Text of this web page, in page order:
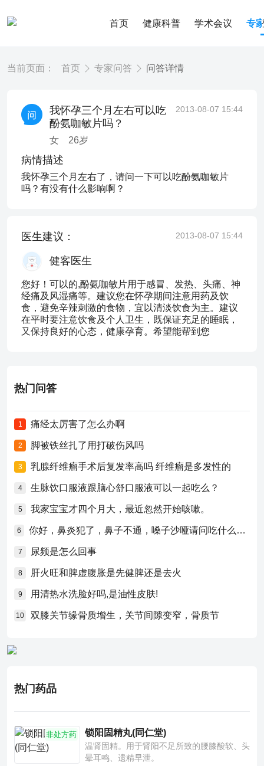
首页 健康科普 学术会议 专
当前页面： 首页 专家问答 问答详情
我怀孕三个月左右可以吃
酚氨咖敏片吗？
女 26岁
2013-08-07 15:44
病情描述
我怀孕三个月左右了，请问一下可以吃酚氨咖敏片
吗？有没有什么影响啊？
医生建议： 2013-08-07 15:44
健客医生
您好！可以的,酚氨咖敏片用于感冒、发热、头痛、神
经痛及风湿痛等。建议您在怀孕期间注意用药及饮
食，避免辛辣刺激的食物，宜以清淡饮食为主。建议
在平时要注意饮食及个人卫生，既保证充足的睡眠，
又保持良好的心态，健康孕育。希望能帮到您
热门问答
1 痛经太厉害了怎么办啊
2 脚被铁丝扎了用打破伤风吗
3 乳腺纤维瘤手术后复发率高吗 纤维瘤是多发性的
4 生脉饮口服液跟脑心舒口服液可以一起吃么？
5 我家宝宝才四个月大，最近忽然开始咳嗽。
6 你好，鼻炎犯了，鼻子不通，嗓子沙哑请问吃什么药比较好？
7 尿频是怎么回事
8 肝火旺和脾虚腹胀是先健脾还是去火
9 用清热水洗脸好吗,是油性皮肤!
10 双膝关节缘骨质增生，关节间隙变窄，骨质节
热门药品
非处方药 锁阳固精丸(同仁堂)
温肾固精。用于肾阳不足所致的腰膝酸软、头
晕耳鸣、遗精早泄。